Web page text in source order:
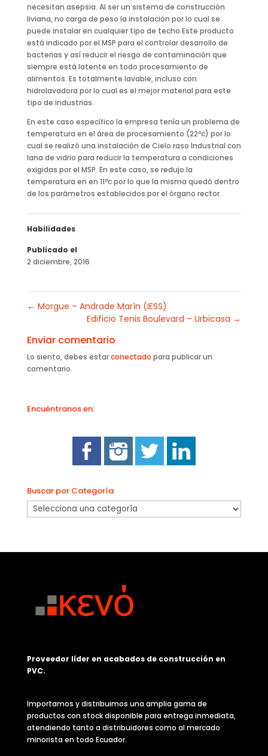
necesitan asepsia. Al ser un sistema de construcción
liviana, no carga de peso la instalación por lo cual se
puede instalar en cualquier tipo de techo.Este producto
está indicado por el MSP para el controlar desarrollo de
bacterias y así reducir el riesgo de contaminación que
siempre está latente en todo procesamiento de
alimentos. Es totalmente lavable, incluso con
hidrolavadora por lo cual es el mejor material para este
tipo de industrias.
En este caso específico la empresa tenía un problema de
temperatura en el área de procesamiento (22ºc) por lo
cual se realizó una instalación de Cielo raso Industrial con
lana de vidrio para reducir la temperatura a condiciones
exigidas por el MSP. En este caso, se redujo la
temperatura en en 11ºc por lo que la misma quedó dentro
de los parámetros establecidos por el órgano rector.
Habilidades
Publicado el
2 diciembre, 2016
← Morgue – Andrade Marín (IESS)
Edificio Tenis Boulevard – Urbicasa →
Enviar comentario
Lo siento, debes estarconectado para publicar un
comentario.
Encuéntranos en:
Buscar por Categoría
Proveedor líder en acabados de construcción en
PVC.
Importamos y distribuimos una amplia gama de
productos con stock disponible para entrega inmediata,
atendiendo tanto a distribuidores como al mercado
minorista en todo Ecuador.